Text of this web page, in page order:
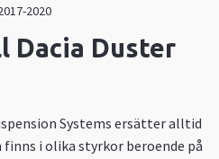
2020
Dacia Duster
Systems ersätter alltid
i olika styrkor beroende på